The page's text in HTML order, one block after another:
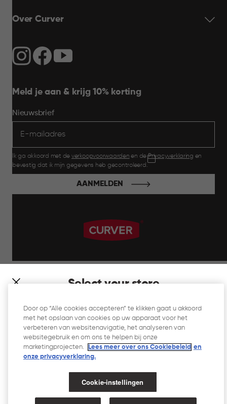
Select your store
which store would you like to shop?
Over Curver
Meld je aan & krijg 10% korting
Nieuwsbrief
Ik ga akkoord met de verkoopvoorwaarden en dePrivacyverklaring en
bevestig dat ik mijn gegevens heb gecontroleerd.
AANMELDEN
Website Gebruiksvoorwaarden
Privacyverklaring
Cookiebeleid
Toegankelijkheidsverklaring
Door op “Alle cookies accepteren” te klikken gaat u akkoord
met het opslaan van cookies op uw apparaat voor het
verbeteren van websitenavigatie, het analyseren van
websitegebruik en om ons te helpen bij onze
marketingprojecten.
Lees meer over ons Cookiebeleid en
onze privacyverklaring.​
Cookie-instellingen